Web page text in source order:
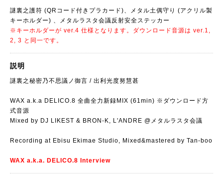
謎裏之護符 (QRコード付きプラカード)、メタル土偶守り (アクリル製
キーホルダー) 、メタルラスタ会議反射安全ステッカー
※キーホルダーが ver.4 仕様となります。ダウンロード音源は ver.1,
2, 3 と同一です。
説明
謎裏之秘密乃不思議ノ御言 / 出利光度努慧甚
WAX a.k.a DELICO.8 全曲全力新録MIX (61min) ※ダウンロード方
式音源
Mixed by DJ LIKEST & BRON-K, L'ANDRE @メタルラスタ会議
Recording at Ebisu Ekimae Studio, Mixed&mastered by Tan-boo
WAX a.k.a. DELICO.8 Interview